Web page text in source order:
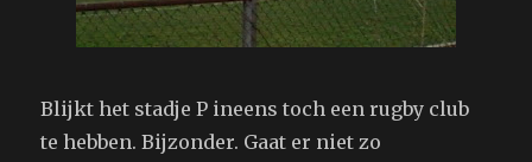
Blijkt het stadje P ineens toch een rugby club
te hebben. Bijzonder. Gaat er niet zo